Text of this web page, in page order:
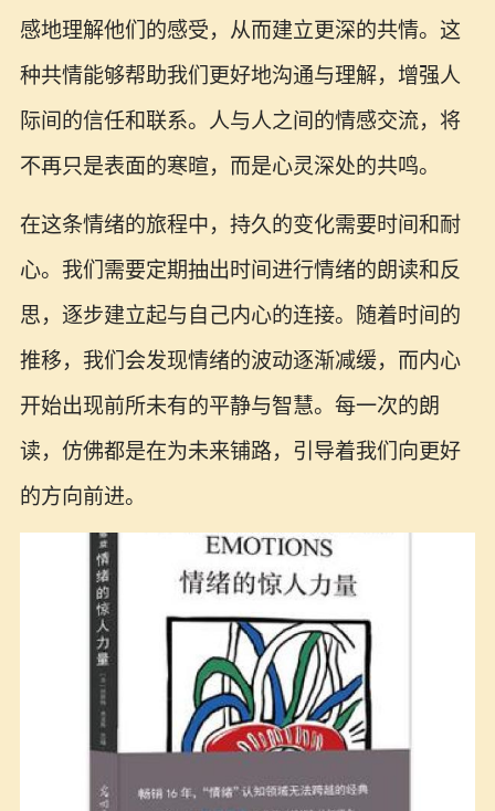
感地理解他们的感受，从而建立更深的共情。这
种共情能够帮助我们更好地沟通与理解，增强人
际间的信任和联系。人与人之间的情感交流，将
不再只是表面的寒暄，而是心灵深处的共鸣。
在这条情绪的旅程中，持久的变化需要时间和耐
心。我们需要定期抽出时间进行情绪的朗读和反
思，逐步建立起与自己内心的连接。随着时间的
推移，我们会发现情绪的波动逐渐减缓，而内心
开始出现前所未有的平静与智慧。每一次的朗
读，仿佛都是在为未来铺路，引导着我们向更好
的方向前进。